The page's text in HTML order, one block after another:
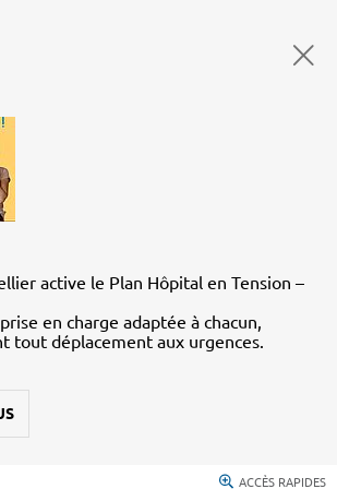
active le Plan Hôpital en Tension –
en charge adaptée à chacun,
tout déplacement aux urgences.
ACCÈS RAPIDES